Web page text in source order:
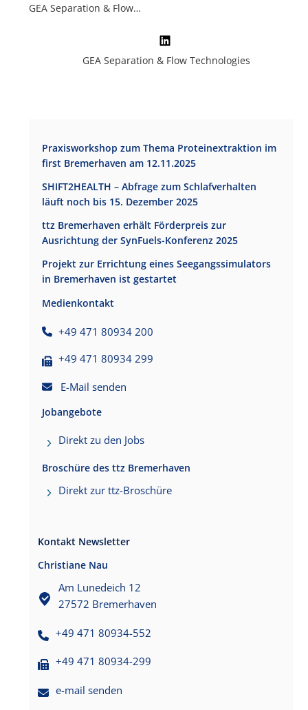
GEA Separation & Flow…
GEA Separation & Flow Technologies
Praxisworkshop zum Thema Proteinextraktion im
first Bremerhaven am 12.11.2025
SHIFT2HEALTH – Abfrage zum Schlafverhalten
läuft noch bis 15. Dezember 2025
ttz Bremerhaven erhält Förderpreis zur
Ausrichtung der SynFuels-Konferenz 2025
Projekt zur Errichtung eines Seegangssimulators
in Bremerhaven ist gestartet
Medienkontakt
+49 471 80934 200
+49 471 80934 299
E-Mail senden
Jobangebote
Direkt zu den Jobs
Broschüre des ttz Bremerhaven
Direkt zur ttz-Broschüre
Kontakt Newsletter
Christiane Nau
Am Lunedeich 12
27572 Bremerhaven
+49 471 80934-552
+49 471 80934-299
e-mail senden